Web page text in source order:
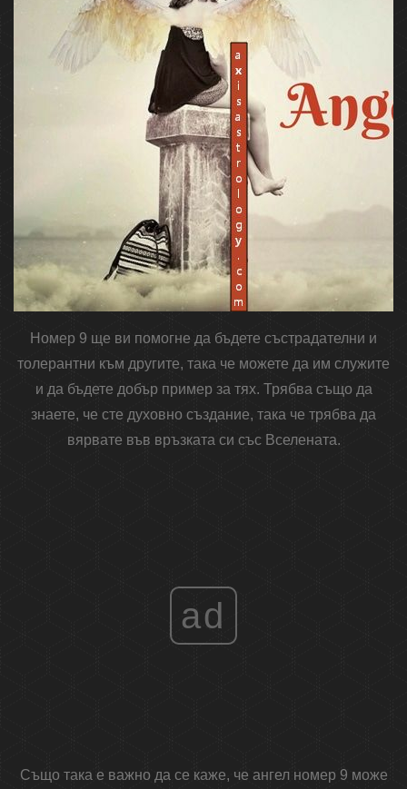
Номер 9 ще ви помогне да бъдете състрадателни и
толерантни към другите, така че можете да им служите
и да бъдете добър пример за тях. Трябва също да
знаете, че сте духовно създание, така че трябва да
вярвате във връзката си със Вселената.
ad
Също така е важно да се каже, че ангел номер 9 може